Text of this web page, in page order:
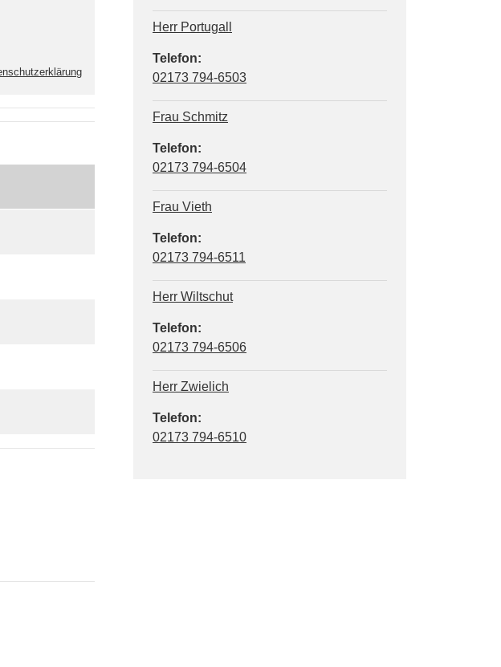
Herr Portugall
Telefon:
02173 794-6503
Frau Schmitz
Telefon:
02173 794-6504
Frau Vieth
Telefon:
02173 794-6511
Herr Wiltschut
Telefon:
02173 794-6506
Herr Zwielich
Telefon:
02173 794-6510